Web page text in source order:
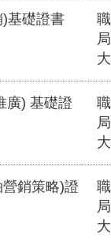
基礎證書
廣) 基礎證
銷策略)證